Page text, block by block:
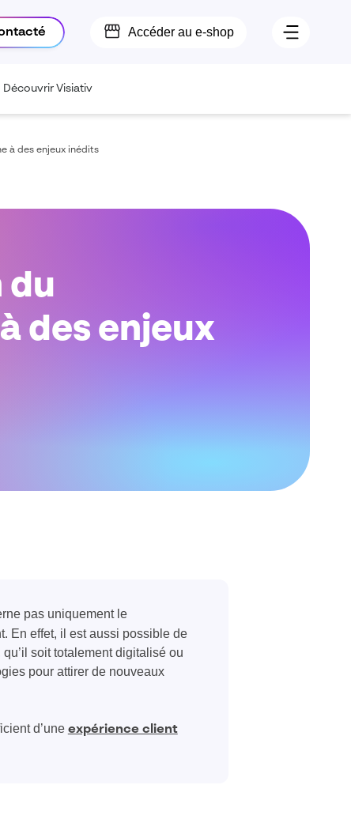
Accéder au e-shop
Découvrir Visiativ
à des enjeux inédits
du
des enjeux
pas uniquement le
En effet, il est aussi possible de
soit totalement digitalisé ou
pour attirer de nouveaux
d’une expérience client